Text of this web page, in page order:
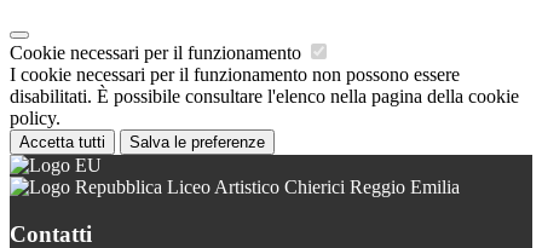
Cookie necessari per il funzionamento
I cookie necessari per il funzionamento non possono essere
disabilitati. È possibile consultare l'elenco nella pagina della cookie
policy.
Accetta tutti Salva le preferenze
Liceo Artistico Chierici Reggio Emilia
Contatti